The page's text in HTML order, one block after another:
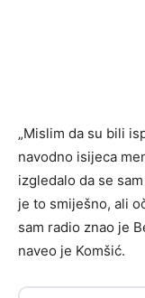
„Mislim da su bili
navodno isijeca
izgledalo da se
je to smiješno, ali
sam radio znao je
naveo je Komšić.